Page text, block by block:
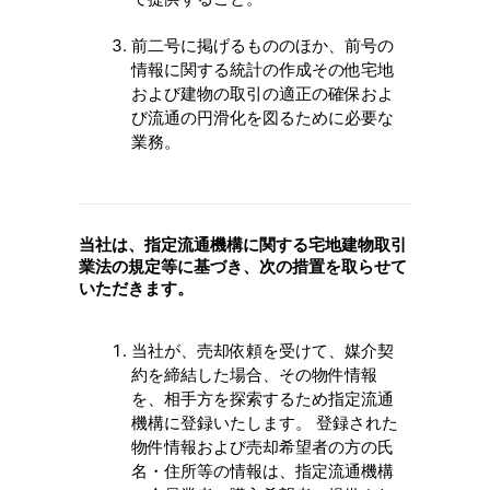
前二号に掲げるもののほか、前号の
情報に関する統計の作成その他宅地
および建物の取引の適正の確保およ
び流通の円滑化を図るために必要な
業務。
当社は、指定流通機構に関する宅地建物取引
業法の規定等に基づき、次の措置を取らせて
いただきます。
当社が、売却依頼を受けて、媒介契
約を締結した場合、その物件情報
を、相手方を探索するため指定流通
機構に登録いたします。 登録された
物件情報および売却希望者の方の氏
名・住所等の情報は、指定流通機構